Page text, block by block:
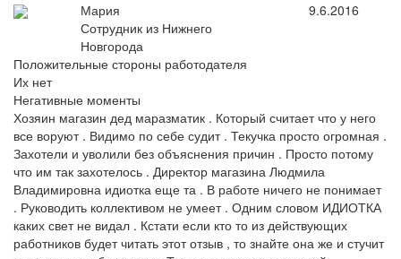
Мария
Сотрудник из Нижнего
Новгорода
9.6.2016
Положительные стороны работодателя
Их нет
Негативные моменты
Хозяин магазин дед маразматик . Который считает что у него
все воруют . Видимо по себе судит . Текучка просто огромная .
Захотели и уволили без объяснения причин . Просто потому
что им так захотелось . Директор магазина Людмила
Владимировна идиотка еще та . В работе ничего не понимает
. Руководить коллективом не умеет . Одним словом ИДИОТКА
каких свет не видал . Кстати если кто то из действующих
работников будет читать этот отзыв , то знайте она же и стучит